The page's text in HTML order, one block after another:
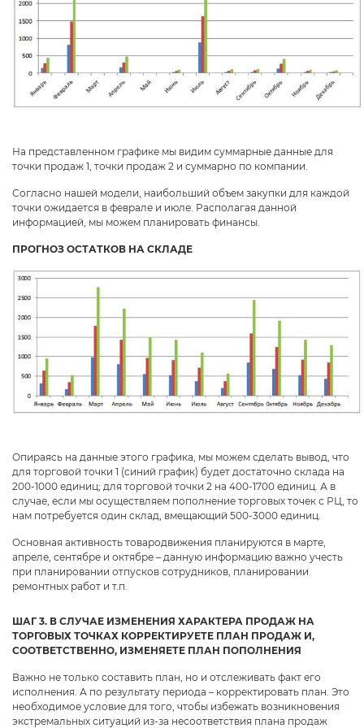
На представленном графике мы видим суммарные данные для
точки продаж 1, точки продаж 2 и суммарно по компании.
Согласно нашей модели, наибольший объем закупки для каждой
точки ожидается в феврале и июле. Располагая данной
информацией, мы можем планировать финансы.
ПРОГНОЗ ОСТАТКОВ НА СКЛАДЕ
Опираясь на данные этого графика, мы можем сделать вывод, что
для торговой точки 1 (синий график) будет достаточно склада на
200-1000 единиц; для торговой точки 2 на 400-1700 единиц. А в
случае, если мы осуществляем пополнение торговых точек с РЦ, то
нам потребуется один склад, вмещающий 500-3000 единиц.
Основная активность товародвижения планируются в марте,
апреле, сентябре и октябре – данную информацию важно учесть
при планировании отпусков сотрудников, планировании
ремонтных работ и т.п.
ШАГ 3. В СЛУЧАЕ ИЗМЕНЕНИЯ ХАРАКТЕРА ПРОДАЖ НА
ТОРГОВЫХ ТОЧКАХ КОРРЕКТИРУЕТЕ ПЛАН ПРОДАЖ И,
СООТВЕТСТВЕННО, ИЗМЕНЯЕТЕ ПЛАН ПОПОЛНЕНИЯ
Важно не только составить план, но и отслеживать факт его
исполнения. А по результату периода – корректировать план. Это
необходимое условие для того, чтобы избежать возникновения
экстремальных ситуаций из-за несоответствия плана продаж